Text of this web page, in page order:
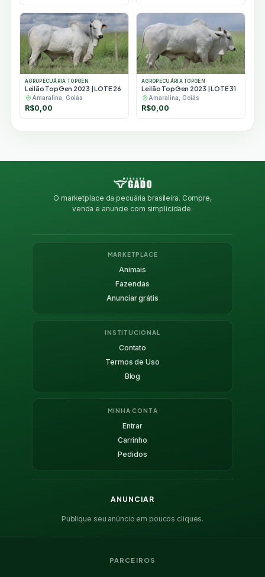
AGROPECUÁRIA TOPGEN
Leilão TopGen 2023 | LOTE 26
Amaralina, Goiás
R$0,00
AGROPECUÁRIA TOPGEN
Leilão TopGen 2023 | LOTE 31
Amaralina, Goiás
R$0,00
O marketplace da pecuária brasileira. Compre,
venda e anuncie com simplicidade.
MARKETPLACE
Animais
Fazendas
Anunciar grátis
INSTITUCIONAL
Contato
Termos de Uso
Blog
MINHA CONTA
Entrar
Carrinho
Pedidos
ANUNCIAR
Publique seu anúncio em poucos cliques.
PARCEIROS